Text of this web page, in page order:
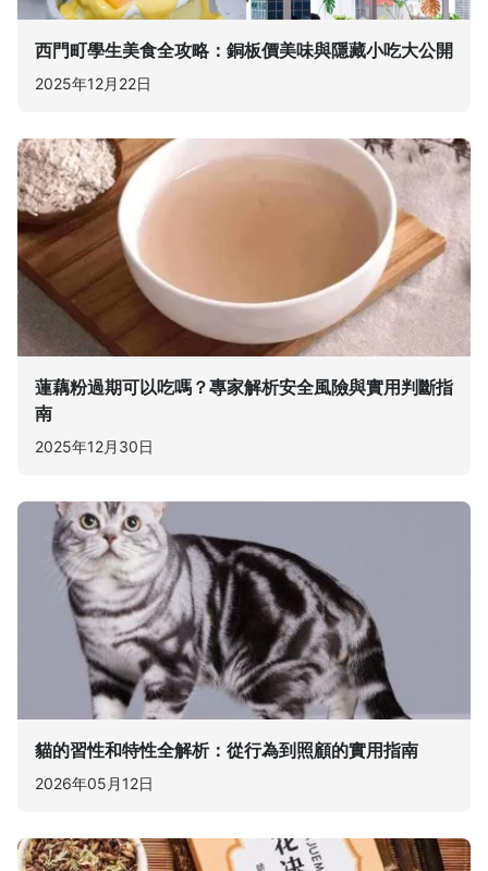
西門町學生美食全攻略：銅板價美味與隱藏小吃大公開
2025年12月22日
蓮藕粉過期可以吃嗎？專家解析安全風險與實用判斷指
南
2025年12月30日
貓的習性和特性全解析：從行為到照顧的實用指南
2026年05月12日